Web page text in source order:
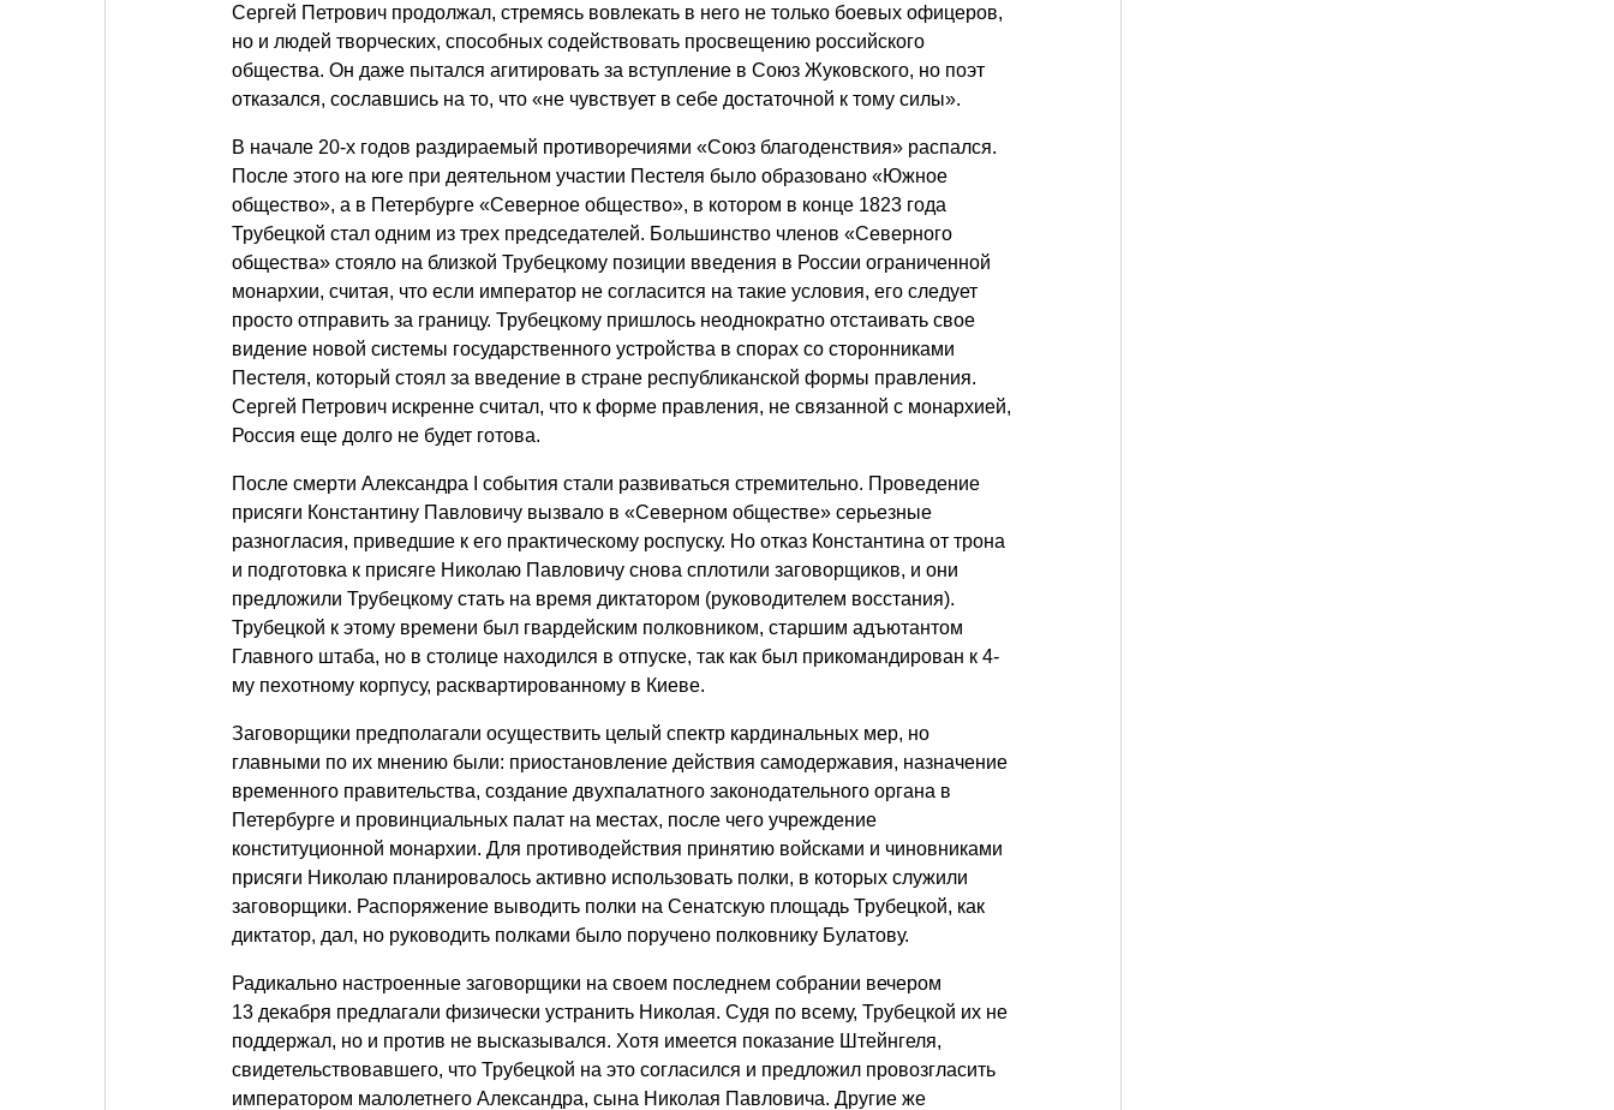
Сергей Петрович продолжал, стремясь вовлекать в него не только боевых офицеров,
но и людей творческих, способных содействовать просвещению российского
общества. Он даже пытался агитировать за вступление в Союз Жуковского, но поэт
отказался, сославшись на то, что «не чувствует в себе достаточной к тому силы».
В начале 20-х годов раздираемый противоречиями «Союз благоденствия» распался.
После этого на юге при деятельном участии Пестеля было образовано «Южное
общество», а в Петербурге «Северное общество», в котором в конце 1823 года
Трубецкой стал одним из трех председателей. Большинство членов «Северного
общества» стояло на близкой Трубецкому позиции введения в России ограниченной
монархии, считая, что если император не согласится на такие условия, его следует
просто отправить за границу. Трубецкому пришлось неоднократно отстаивать свое
видение новой системы государственного устройства в спорах со сторонниками
Пестеля, который стоял за введение в стране республиканской формы правления.
Сергей Петрович искренне считал, что к форме правления, не связанной с монархией,
Россия еще долго не будет готова.
После смерти Александра I события стали развиваться стремительно. Проведение
присяги Константину Павловичу вызвало в «Северном обществе» серьезные
разногласия, приведшие к его практическому роспуску. Но отказ Константина от трона
и подготовка к присяге Николаю Павловичу снова сплотили заговорщиков, и они
предложили Трубецкому стать на время диктатором (руководителем восстания).
Трубецкой к этому времени был гвардейским полковником, старшим адъютантом
Главного штаба, но в столице находился в отпуске, так как был прикомандирован к 4-
му пехотному корпусу, расквартированному в Киеве.
Заговорщики предполагали осуществить целый спектр кардинальных мер, но
главными по их мнению были: приостановление действия самодержавия, назначение
временного правительства, создание двухпалатного законодательного органа в
Петербурге и провинциальных палат на местах, после чего учреждение
конституционной монархии. Для противодействия принятию войсками и чиновниками
присяги Николаю планировалось активно использовать полки, в которых служили
заговорщики. Распоряжение выводить полки на Сенатскую площадь Трубецкой, как
диктатор, дал, но руководить полками было поручено полковнику Булатову.
Радикально настроенные заговорщики на своем последнем собрании вечером
13 декабря предлагали физически устранить Николая. Судя по всему, Трубецкой их не
поддержал, но и против не высказывался. Хотя имеется показание Штейнгеля,
свидетельствовавшего, что Трубецкой на это согласился и предложил провозгласить
императором малолетнего Александра, сына Николая Павловича. Другие же